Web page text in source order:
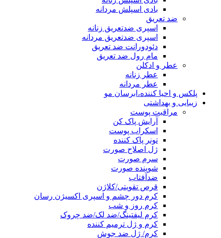
بادی اسپلش مردانه
ضد تعریق
اسپری ضدتعریق زنانه
اسپری ضدتعریق مردانه
دئودورانت ضد تعریق
مام رول ضد تعریق
عطر و ادکلن
عطر زنانه
عطر مردانه
پلکس و احیا کننده،ابرسان مو
زیبایی و بهداشتی
مراقبت پوست
آرایش پاک کن
اسکراب پوست
تونر پاک کننده
ژل اصلاح صورت
سرم صورت
شوینده صورت
ضدآفتاب
قرص تقویتی/کلاژن
کرم دور چشم و اسپری اکسیژن رسان
کرم روز و شب
کرم لیفتینگ/ضد لک/ضد چروک
کرم و ژل ترمیم کننده
کرم/ ژل ضد جوش